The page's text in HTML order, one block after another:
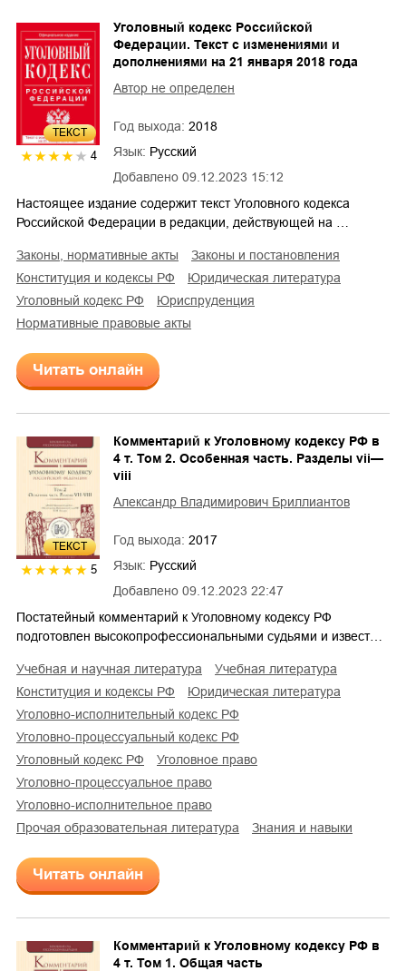
ТЕКСТ
4
Добавлено 09.12.2023 15:12
Уголовный кодекс Российской
Федерации. Текст с изменениями и
дополнениями на 21 января 2018 года
Автор не определен
Год выхода: 2018
Язык: Русский
Настоящее издание содержит текст Уголовного кодекса
Российской Федерации в редакции, действующей на …
законы, нормативные акты
законы и постановления
конституция и кодексы РФ
юридическая литература
уголовный кодекс РФ
юриспруденция
нормативные правовые акты
Читать онлайн
ТЕКСТ
5
Добавлено 09.12.2023 22:47
Комментарий к Уголовному кодексу РФ в
4 т. Том 2. Особенная часть. Разделы vii—
viii
Александр Владимирович Бриллиантов
Год выхода: 2017
Язык: Русский
Постатейный комментарий к Уголовному кодексу РФ
подготовлен высокопрофессиональными судьями и извест…
учебная и научная литература
учебная литература
конституция и кодексы РФ
юридическая литература
уголовно-исполнительный кодекс РФ
уголовно-процессуальный кодекс РФ
уголовный кодекс РФ
уголовное право
уголовно-процессуальное право
уголовно-исполнительное право
прочая образовательная литература
знания и навыки
Читать онлайн
Комментарий к Уголовному кодексу РФ в
4 т. Том 1. Общая часть